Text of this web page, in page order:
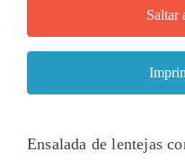
Saltar
Ensalada de lentejas